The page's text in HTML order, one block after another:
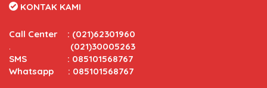
KONTAK KAMI
Call Center : (021)62301960
. (021)30005263
SMS : 085101568767
Whatsapp : 085101568767